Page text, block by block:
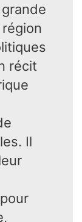
récit
Il